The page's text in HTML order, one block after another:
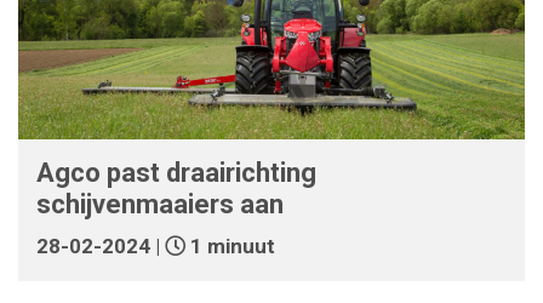
Agco past draairichting
schijvenmaaiers aan
28-02-2024 | 1 minuut